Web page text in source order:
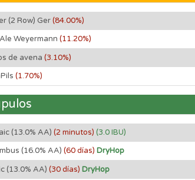
(2 Row) Ger(84.00%)
Weyermann (11.20%)
de avena (3.10%)
(1.70%)
(13.0% AA) (2 minutos) (3.0 IBU)
(16.0% AA) (60 días) DryHop
(13.0% AA) (30 días) DryHop